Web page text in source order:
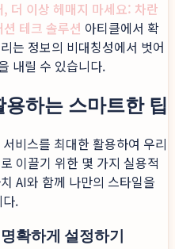
더 이상 헤매지 마세요: 차란
테크 솔루션 아티클에서 확
는 정보의 비대칭성에서 벗어
내릴 수 있습니다.
하는 스마트한 팁
비스를 최대한 활용하여 우리
이끌기 위한 몇 가지 실용적
AI와 함께 나만의 스타일을
.
확하게 설정하기